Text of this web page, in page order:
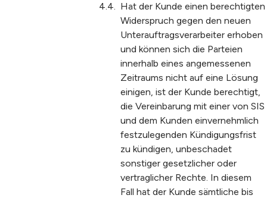
Hat der Kunde einen berechtigten
Widerspruch gegen den neuen
Unterauftragsverarbeiter erhoben
und können sich die Parteien
innerhalb eines angemessenen
Zeitraums nicht auf eine Lösung
einigen, ist der Kunde berechtigt,
die Vereinbarung mit einer von SIS
und dem Kunden einvernehmlich
festzulegenden Kündigungsfrist
zu kündigen, unbeschadet
sonstiger gesetzlicher oder
vertraglicher Rechte. In diesem
Fall hat der Kunde sämtliche bis